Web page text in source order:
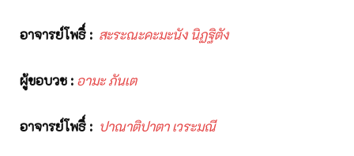
อาจารย์โพธิ์ : สะระณะคะมะนัง นิฏฐิตัง
ผู้ขอบวช : อามะ ภันเต
อาจารย์โพธิ์ : ปาณาติปาตา เวระมณี